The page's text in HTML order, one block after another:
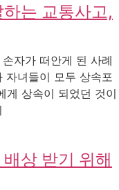
는 교통사고,
자가 떠안게 된 사례
자녀들이 모두 상속포
게 상속이 되었던 것이
상 받기 위해